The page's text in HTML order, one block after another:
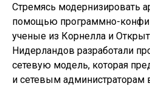
Стремясь модернизировать
помощью программно-
ученые из Корнелла и
Нидерландов разработали
сетевую модель, которая
и сетевым администраторам